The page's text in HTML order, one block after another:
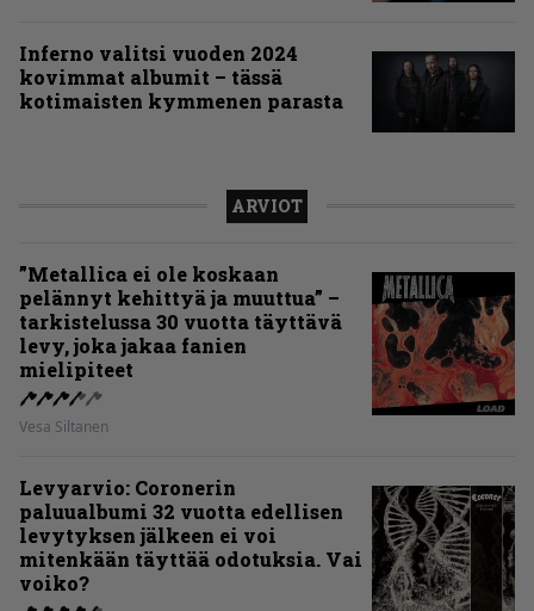
Inferno valitsi vuoden 2024
kovimmat albumit – tässä
kotimaisten kymmenen parasta
ARVIOT
”Metallica ei ole koskaan
pelännyt kehittyä ja muuttua” –
tarkistelussa 30 vuotta täyttävä
levy, joka jakaa fanien
mielipiteet
Vesa Siltanen
Levyarvio: Coronerin
paluualbumi 32 vuotta edellisen
levytyksen jälkeen ei voi
mitenkään täyttää odotuksia. Vai
voiko?